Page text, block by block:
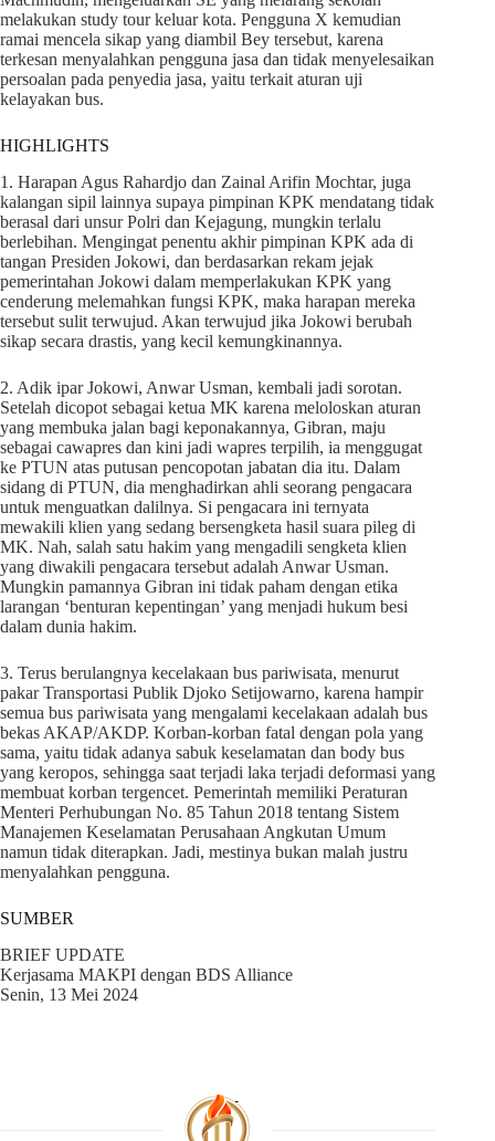
melakukan study tour keluar kota. Pengguna X kemudian
ramai mencela sikap yang diambil Bey tersebut, karena
terkesan menyalahkan pengguna jasa dan tidak menyelesaikan
persoalan pada penyedia jasa, yaitu terkait aturan uji
kelayakan bus.
HIGHLIGHTS
1. Harapan Agus Rahardjo dan Zainal Arifin Mochtar, juga
kalangan sipil lainnya supaya pimpinan KPK mendatang tidak
berasal dari unsur Polri dan Kejagung, mungkin terlalu
berlebihan. Mengingat penentu akhir pimpinan KPK ada di
tangan Presiden Jokowi, dan berdasarkan rekam jejak
pemerintahan Jokowi dalam memperlakukan KPK yang
cenderung melemahkan fungsi KPK, maka harapan mereka
tersebut sulit terwujud. Akan terwujud jika Jokowi berubah
sikap secara drastis, yang kecil kemungkinannya.
2. Adik ipar Jokowi, Anwar Usman, kembali jadi sorotan.
Setelah dicopot sebagai ketua MK karena meloloskan aturan
yang membuka jalan bagi keponakannya, Gibran, maju
sebagai cawapres dan kini jadi wapres terpilih, ia menggugat
ke PTUN atas putusan pencopotan jabatan dia itu. Dalam
sidang di PTUN, dia menghadirkan ahli seorang pengacara
untuk menguatkan dalilnya. Si pengacara ini ternyata
mewakili klien yang sedang bersengketa hasil suara pileg di
MK. Nah, salah satu hakim yang mengadili sengketa klien
yang diwakili pengacara tersebut adalah Anwar Usman.
Mungkin pamannya Gibran ini tidak paham dengan etika
larangan ‘benturan kepentingan’ yang menjadi hukum besi
dalam dunia hakim.
3. Terus berulangnya kecelakaan bus pariwisata, menurut
pakar Transportasi Publik Djoko Setijowarno, karena hampir
semua bus pariwisata yang mengalami kecelakaan adalah bus
bekas AKAP/AKDP. Korban-korban fatal dengan pola yang
sama, yaitu tidak adanya sabuk keselamatan dan body bus
yang keropos, sehingga saat terjadi laka terjadi deformasi yang
membuat korban tergencet. Pemerintah memiliki Peraturan
Menteri Perhubungan No. 85 Tahun 2018 tentang Sistem
Manajemen Keselamatan Perusahaan Angkutan Umum
namun tidak diterapkan. Jadi, mestinya bukan malah justru
menyalahkan pengguna.
SUMBER
BRIEF UPDATE
Kerjasama MAKPI dengan BDS Alliance
Senin, 13 Mei 2024